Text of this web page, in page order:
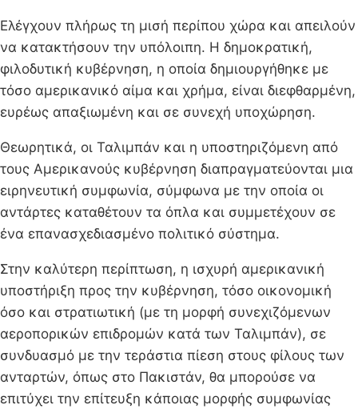
Ελέγχουν πλήρως τη μισή περίπου χώρα και απειλούν
να κατακτήσουν την υπόλοιπη. Η δημοκρατική,
φιλοδυτική κυβέρνηση, η οποία δημιουργήθηκε με
τόσο αμερικανικό αίμα και χρήμα, είναι διεφθαρμένη,
ευρέως απαξιωμένη και σε συνεχή υποχώρηση.
Θεωρητικά, οι Ταλιμπάν και η υποστηριζόμενη από
τους Αμερικανούς κυβέρνηση διαπραγματεύονται μια
ειρηνευτική συμφωνία, σύμφωνα με την οποία οι
αντάρτες καταθέτουν τα όπλα και συμμετέχουν σε
ένα επανασχεδιασμένο πολιτικό σύστημα.
Στην καλύτερη περίπτωση, η ισχυρή αμερικανική
υποστήριξη προς την κυβέρνηση, τόσο οικονομική
όσο και στρατιωτική (με τη μορφή συνεχιζόμενων
αεροπορικών επιδρομών κατά των Ταλιμπάν), σε
συνδυασμό με την τεράστια πίεση στους φίλους των
ανταρτών, όπως στο Πακιστάν, θα μπορούσε να
επιτύχει την επίτευξη κάποιας μορφής συμφωνίας